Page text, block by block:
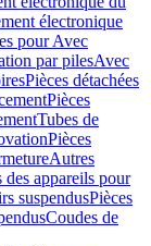
électronique
pour Avec
par pilesAvec
Pièces détachées
Pièces
Tubes de
Pièces
Autres
des appareils pour
suspendusPièces
Coudes de